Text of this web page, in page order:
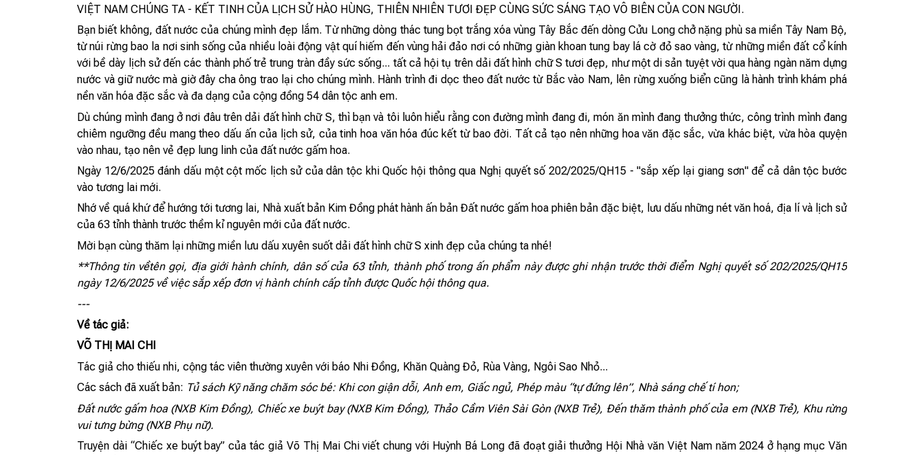
VIỆT NAM CHÚNG TA - KẾT TINH CỦA LỊCH SỬ HÀO HÙNG, THIÊN NHIÊN TƯƠI ĐẸP CÙNG SỨC SÁNG TẠO VÔ BIÊN CỦA CON NGƯỜI.
Bạn biết không, đất nước của chúng mình đẹp lắm. Từ những dòng thác tung bọt trắng xóa vùng Tây Bắc đến dòng Cửu Long chở nặng phù sa miền Tây Nam Bộ,
từ núi rừng bao la nơi sinh sống của nhiều loài động vật quí hiếm đến vùng hải đảo nơi có những giàn khoan tung bay lá cờ đỏ sao vàng, từ những miền đất cổ kính
với bề dày lịch sử đến các thành phố trẻ trung tràn đầy sức sống... tất cả hội tụ trên dải đất hình chữ S tươi đẹp, như một di sản tuyệt vời qua hàng ngàn năm dựng
nước và giữ nước mà giờ đây cha ông trao lại cho chúng mình. Hành trình đi dọc theo đất nước từ Bắc vào Nam, lên rừng xuống biển cũng là hành trình khám phá
nền văn hóa đặc sắc và đa dạng của cộng đồng 54 dân tộc anh em.
Dù chúng mình đang ở nơi đâu trên dải đất hình chữ S, thì bạn và tôi luôn hiểu rằng con đường mình đang đi, món ăn mình đang thưởng thức, công trình mình đang
chiêm ngưỡng đều mang theo dấu ấn của lịch sử, của tinh hoa văn hóa đúc kết từ bao đời. Tất cả tạo nên những hoa văn đặc sắc, vừa khác biệt, vừa hòa quyện
vào nhau, tạo nên vẻ đẹp lung linh của đất nước gấm hoa.
Ngày 12/6/2025 đánh dấu một cột mốc lịch sử của dân tộc khi Quốc hội thông qua Nghị quyết số 202/2025/QH15 - "sắp xếp lại giang sơn" để cả dân tộc bước
vào tương lai mới.
Nhớ về quá khứ để hướng tới tương lai, Nhà xuất bản Kim Đồng phát hành ấn bản Đất nước gấm hoa phiên bản đặc biệt, lưu dấu những nét văn hoá, địa lí và lịch sử
của 63 tỉnh thành trước thềm kỉ nguyên mới của đất nước.
Mời bạn cùng thăm lại những miền lưu dấu xuyên suốt dải đất hình chữ S xinh đẹp của chúng ta nhé!
**Thông tin vềtên gọi, địa giới hành chính, dân sốcủa 63 tỉnh, thành phốtrong ấn phẩm này được ghi nhậntrước thờiđiểmNghị quyết số 202/2025/QH15
ngày 12/6/2025 về việc sắp xếp đơn vị hành chính cấp tỉnh được Quốc hội thông qua.
---
Về tác giả:
VÕ THỊ MAI CHI
Tác giả cho thiếu nhi, cộng tác viên thường xuyên với báo Nhi Đồng, Khăn Quàng Đỏ, Rùa Vàng, Ngôi Sao Nhỏ...
Các sách đã xuất bản: Tủ sách Kỹ năng chăm sóc bé: Khi con giận dỗi, Anh em, Giấc ngủ, Phép màu “tự đứng lên”, Nhà sáng chế tí hon;
Đất nước gấm hoa (NXB Kim Đồng), Chiếc xe buýt bay (NXB Kim Đồng), Thảo Cầm Viên Sài Gòn (NXB Trẻ), Đến thăm thành phố của em (NXB Trẻ), Khu rừng
vui tưng bừng (NXB Phụ nữ).
Truyện dài “Chiếc xe buýt bay” của tác giả Võ Thị Mai Chi viết chung với Huỳnh Bá Long đã đoạt giải thưởng Hội Nhà văn Việt Nam năm 2024 ở hạng mục Văn